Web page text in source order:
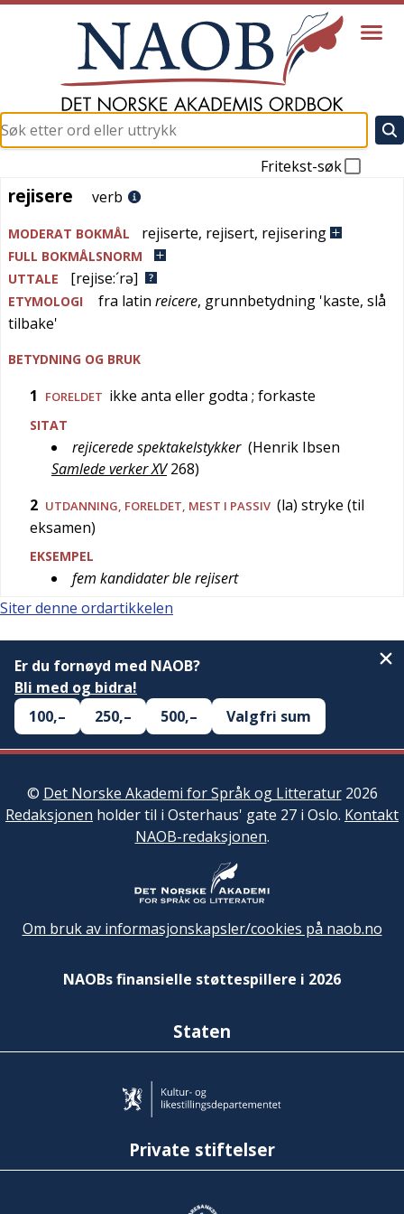
Fritekst-søk
rejisere
rejisere verb
MODERAT BOKMÅL rejiserte, rejisert, rejisering
FULL BOKMÅLSNORM
UTTALE
[rejise:´rə]
ETYMOLOGI fra latin reicere, grunnbetydning 'kaste, slå
tilbake'
BETYDNING OG BRUK
1 FORELDET ikke anta eller godta ; forkaste
SITAT
rejicerede spektakelstykker (Henrik Ibsen
Samlede verker XV 268)
2 UTDANNING, FORELDET, MEST I PASSIV (la) stryke (til
eksamen)
EKSEMPEL
fem kandidater ble rejisert
Siter denne ordartikkelen
Er du fornøyd med NAOB?
Bli med og bidra!
100,–
250,– 500,– Valgfri sum
© Det Norske Akademi for Språk og Litteratur2026
Redaksjonen holder til i Osterhaus' gate 27 i Oslo. Kontakt
NAOB-redaksjonen.
Om bruk av informasjonskapsler/cookies på naob.no
NAOBs finansielle støttespillere i 2026
Staten
Private stiftelser